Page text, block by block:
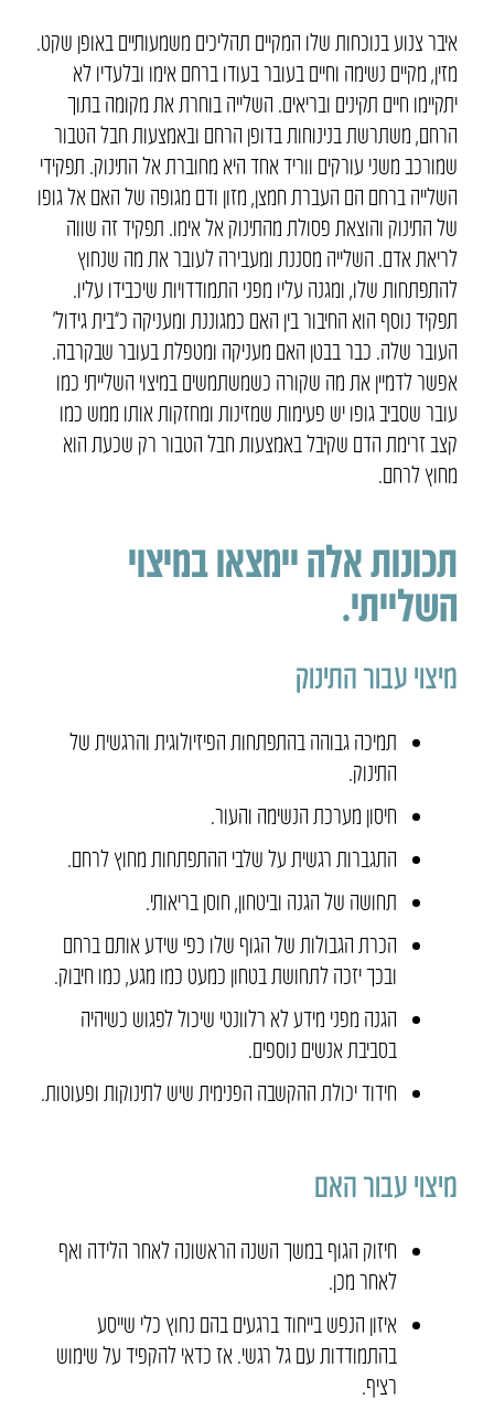
איבר צנוע בנוכחות שלו המקיים תהליכים משמעותיים באופן שקט.
מזין, מקיים נשימה וחיים בעובר בעודו ברחם אימו ובלעדיו לא
יתקיימו חיים תקינים ובריאים. השלייה בוחרת את מקומה בתוך
הרחם, משתרשת בנינוחות בדופן הרחם ובאמצעות חבל הטבור
שמורכב משני עורקים ווריד אחד היא מחוברת אל התינוק. תפקידי
השלייה ברחם הם העברת חמצן, מזון ודם מגופה של האם אל גופו
של התינוק והוצאת פסולת מהתינוק אל אימו. תפקיד זה שווה
לריאת אדם. השלייה מסננת ומעבירה לעובר את מה שנחוץ
להתפתחות שלו, ומגנה עליו מפני התמודדויות שיכבידו עליו.
תפקיד נוסף הוא החיבור בין האם כמגוננת ומעניקה כ”בית גידול’
העובר שלה. כבר בבטן האם מעניקה ומטפלת בעובר שבקרבה.
אפשר לדמיין את מה שקורה כשמשתמשים במיצוי השלייתי כמו
עובר שסביב גופו יש פעימות שמזינות ומחזקות אותו ממש כמו
קצב זרימת הדם שקיבל באמצעות חבל הטבור רק שכעת הוא
מחוץ לרחם.
תכונות אלה יימצאו במיצוי
השלייתי.
מיצוי עבור התינוק
תמיכה גבוהה בהתפתחות הפיזיולוגית והרגשית של
התינוק.
חיסון מערכת הנשימה והעור.
התגברות רגשית על שלבי ההתפתחות מחוץ לרחם.
תחושה של הגנה וביטחון, חוסן בריאותי.
הכרת הגבולות של הגוף שלו כפי שידע אותם ברחם
ובכך יזכה לתחושת בטחון כמעט כמו מגע, כמו חיבוק.
הגנה מפני מידע לא רלוונטי שיכול לפגוש כשיהיה
בסביבת אנשים נוספים.
חידוד יכולת ההקשבה הפנימית שיש לתינוקות ופעוטות.
מיצוי עבור האם
חיזוק הגוף במשך השנה הראשונה לאחר הלידה ואף
לאחר מכן.
איזון הנפש בייחוד ברגעים בהם נחוץ כלי שייסע
בהתמודדות עם גל רגשי. אז כדאי להקפיד על שימוש
רציף.